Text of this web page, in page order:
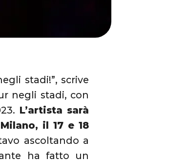
stadi!”, scrive
negli stadi, con
L’artista sarà
il 17 e 18
ascoltando a
ha fatto un